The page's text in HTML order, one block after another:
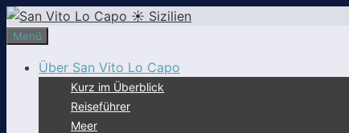
Zum
Inhalt
Menü
Über San Vito Lo Capo
Kurz im Überblick
Reiseführer
Meer